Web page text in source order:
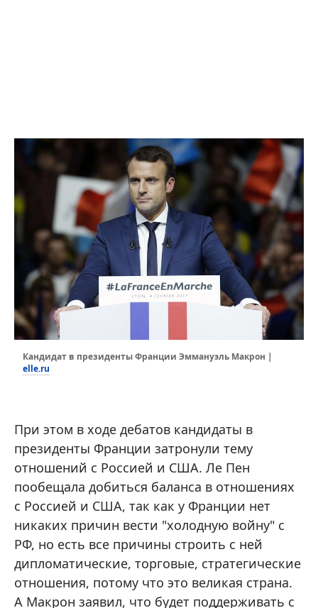
Кандидат в президенты Франции Эммануэль Макрон |
elle.ru
При этом в ходе дебатов кандидаты в
президенты Франции затронули тему
отношений с Россией и США. Ле Пен
пообещала добиться баланса в отношениях
с Россией и США, так как у Франции нет
никаких причин вести "холодную войну" с
РФ, но есть все причины строить с ней
дипломатические, торговые, стратегические
отношения, потому что это великая страна.
А Макрон заявил, что будет поддерживать с